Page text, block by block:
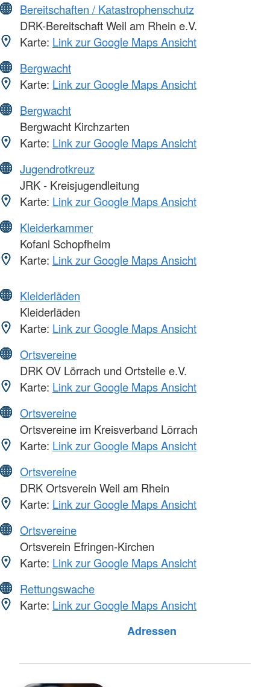
Bereitschaften / Katastrophenschutz
DRK-Bereitschaft Weil am Rhein e.V.
Karte: Link zur Google Maps Ansicht
Bergwacht
Karte: Link zur Google Maps Ansicht
Bergwacht
Bergwacht Kirchzarten
Karte: Link zur Google Maps Ansicht
Jugendrotkreuz
JRK - Kreisjugendleitung
Karte: Link zur Google Maps Ansicht
Kleiderkammer
Kofani Schopfheim
Karte: Link zur Google Maps Ansicht
Kleiderläden
Kleiderläden
Karte: Link zur Google Maps Ansicht
Ortsvereine
DRK OV Lörrach und Ortsteile e.V.
Karte: Link zur Google Maps Ansicht
Ortsvereine
Ortsvereine im Kreisverband Lörrach
Karte: Link zur Google Maps Ansicht
Ortsvereine
DRK Ortsverein Weil am Rhein
Karte: Link zur Google Maps Ansicht
Ortsvereine
Ortsverein Efringen-Kirchen
Karte: Link zur Google Maps Ansicht
Rettungswache
Karte: Link zur Google Maps Ansicht
Adressen